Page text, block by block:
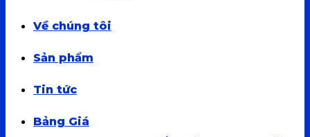
Về chúng tôi
Sản phẩm
Tin tức
Bảng Giá